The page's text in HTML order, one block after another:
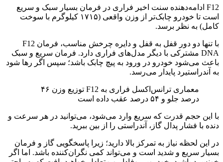
F12 ادامه‌دهنده سنت اخیر فراری در فرمان بسیار سبک و سریع
است تا خودرو چابک‌تر از وزن واقعی (۱۷۱۵ کیلوگرم با سوخت
کامل) به نظر برسد.
با تنها دو دور قفل به قفل و دایره چرخش مناسب، فرمان F12
DNA مشترکی با دیگر مدل‌های فراری دارد. فرمان سریع و سبک
باعث می‌شود خودرو در ورود به پیچ چابک باشد؛ سپس اگر رها شود
به آندراستیرد پایدار می‌رسد.
معماری ترانس‌اکسل فراری به F12 توزیع وزن ۴۶
درصد جلو و ۵۴ درصد عقب داده است
با این حجم قدرت که سریع وارد می‌شود، می‌توانید در هر سرعت و
دنده با فشار پدال گاز، آندراستی را از بین ببرید.
در این لحظه نیاز به تمرکز بالا دارید؛ زیرا پاسخگویی گاز و فرمان
بسیار سریع و شدید است و می‌تواند کمی نگران‌کننده باشد. اما اگر